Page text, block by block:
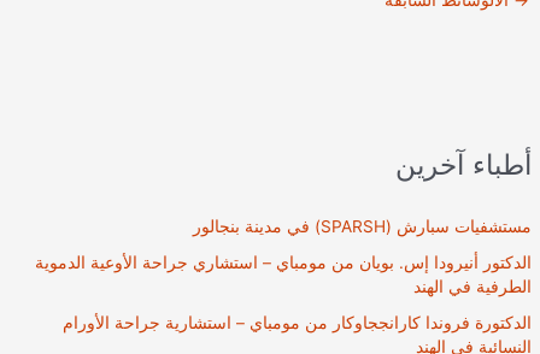
أطباء آخرين
مستشفيات سبارش (SPARSH) في مدينة بنجالور
الدكتور أنيرودا إس. بويان من مومباي – استشاري جراحة الأوعية الدموية
الطرفية في الهند
الدكتورة فروندا كارانججاوكار من مومباي – استشارية جراحة الأورام
النسائية في الهند